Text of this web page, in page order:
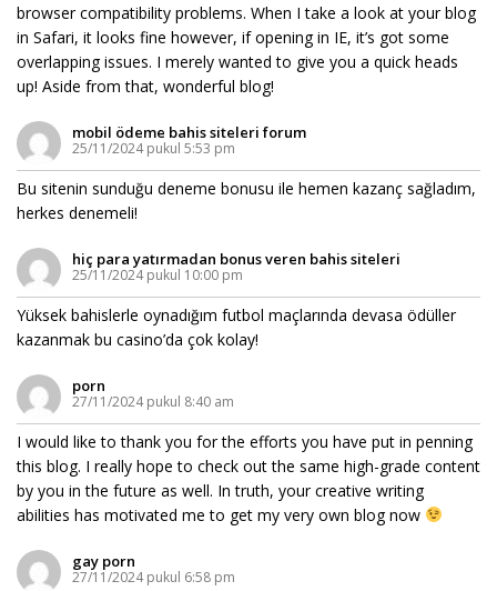
browser compatibility problems. When I take a look at your blog
in Safari, it looks fine however, if opening in IE, it’s got some
overlapping issues. I merely wanted to give you a quick heads
up! Aside from that, wonderful blog!
mobil ödeme bahis siteleri forum
25/11/2024 pukul 5:53 pm
Bu sitenin sunduğu deneme bonusu ile hemen kazanç sağladım,
herkes denemeli!
hiç para yatırmadan bonus veren bahis siteleri
25/11/2024 pukul 10:00 pm
Yüksek bahislerle oynadığım futbol maçlarında devasa ödüller
kazanmak bu casino’da çok kolay!
porn
27/11/2024 pukul 8:40 am
I would like to thank you for the efforts you have put in penning
this blog. I really hope to check out the same high-grade content
by you in the future as well. In truth, your creative writing
abilities has motivated me to get my very own blog now
gay porn
27/11/2024 pukul 6:58 pm